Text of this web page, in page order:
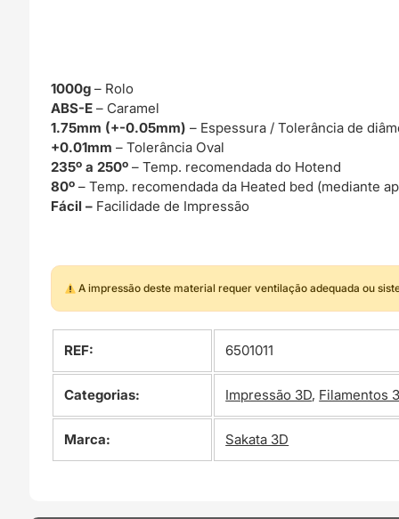
1000g – Rolo
ABS-E– Caramel
1.75mm (+-0.05mm)– Espessura / Tolerância de
+0.01mm– Tolerância Oval
235º a 250º– Temp. recomendada do Hotend
80º– Temp. recomendada da Heated bed (mediante
Fácil – Facilidade de Impressão
A impressão deste material requer ventilação adequada ou
REF: 6501011
Categorias: Impressão 3D, Filamentos
Marca: Sakata 3D